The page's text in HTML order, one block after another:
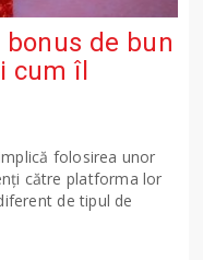
de bun
cum îl
folosirea unor
către platforma lor
de tipul de